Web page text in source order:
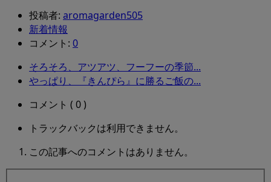
投稿者: aromagarden505
新着情報
コメント: 0
そろそろ、アツアツ、フーフーの季節...
やっぱり、『きんぴら』に勝るご飯の...
コメント ( 0 )
トラックバックは利用できません。
この記事へのコメントはありません。